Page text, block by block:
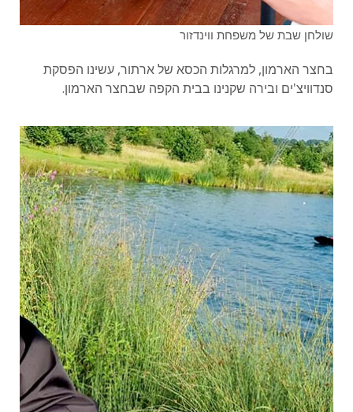
שולחן שבת של משפחת ווינדזור
בחצר הארמון, למרגלות הכסא של ארתור, עשינו הפסקת
סנדוויצ'ים ובירה שקנינו בבית הקפה שבחצר הארמון.